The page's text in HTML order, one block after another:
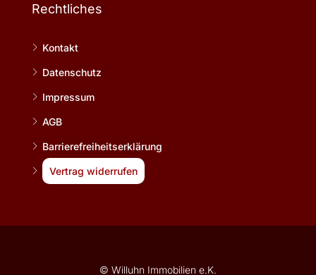
Rechtliches
Kontakt
Datenschutz
Impressum
AGB
Barrierefreiheitserklärung
Vertrag widerrufen
© Willuhn Immobilien e.K.